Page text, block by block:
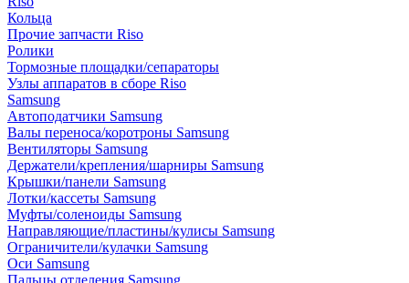
Кольца
Прочие запчасти Riso
Ролики
Тормозные площадки/сепараторы
Узлы аппаратов в сборе Riso
Samsung
Автоподатчики Samsung
Валы переноса/коротроны Samsung
Вентиляторы Samsung
Держатели/крепления/шарниры Samsung
Крышки/панели Samsung
Лотки/кассеты Samsung
Муфты/соленоиды Samsung
Направляющие/пластины/кулисы Samsung
Ограничители/кулачки Samsung
Оси Samsung
Пальцы отделения Samsung